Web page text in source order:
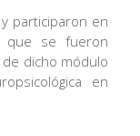
participaron en
que se fueron
dicho módulo
en